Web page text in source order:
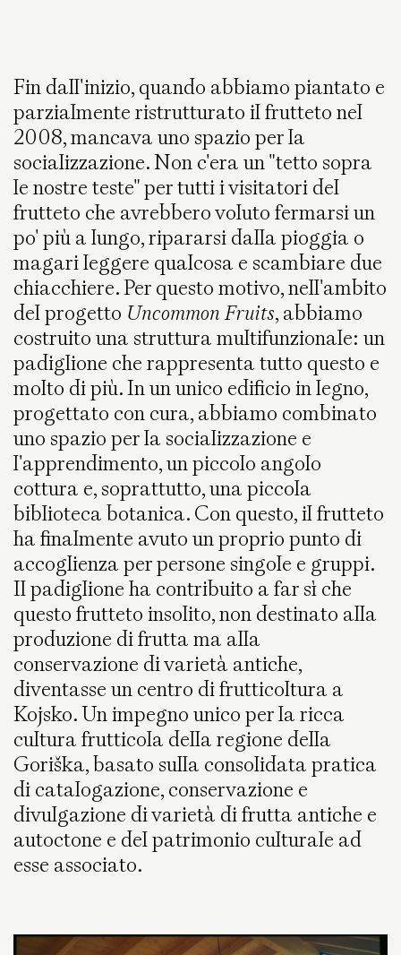
Fin dall'inizio, quando abbiamo piantato e
parzialmente ristrutturato il frutteto nel
2008, mancava uno spazio per la
socializzazione. Non c'era un "tetto sopra
le nostre teste" per tutti i visitatori del
frutteto che avrebbero voluto fermarsi un
po' più a lungo, ripararsi dalla pioggia o
magari leggere qualcosa e scambiare due
chiacchiere. Per questo motivo, nell'ambito
del progetto Uncommon Fruits, abbiamo
costruito una struttura multifunzionale: un
padiglione che rappresenta tutto questo e
molto di più. In un unico edificio in legno,
progettato con cura, abbiamo combinato
uno spazio per la socializzazione e
l'apprendimento, un piccolo angolo
cottura e, soprattutto, una piccola
biblioteca botanica. Con questo, il frutteto
ha finalmente avuto un proprio punto di
accoglienza per persone singole e gruppi.
Il padiglione ha contribuito a far sì che
questo frutteto insolito, non destinato alla
produzione di frutta ma alla
conservazione di varietà antiche,
diventasse un centro di frutticoltura a
Kojsko. Un impegno unico per la ricca
cultura frutticola della regione della
Goriška, basato sulla consolidata pratica
di catalogazione, conservazione e
divulgazione di varietà di frutta antiche e
autoctone e del patrimonio culturale ad
esse associato.